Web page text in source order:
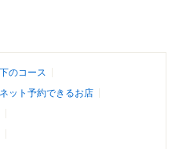
のコース
ネット予約できるお店